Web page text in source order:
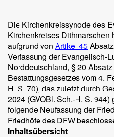
Die Kirchenkreissynode des
Kirchenkreises Dithmarschen
aufgrund von Artikel 45
Verfassung der Evangelisch-
Norddeutschland, § 20
Bestattungsgesetzes vom 4.
H. S. 70), das zuletzt durch
2024 (GVOBl. Sch.-H. S.
folgende Neufassung der
Friedhöfe des DFW
Inhaltsübersicht